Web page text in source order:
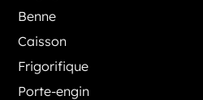
Benne
Caisson
Frigorifique
Porte-engin